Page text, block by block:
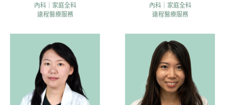
內科｜家庭全科
遠程醫療服務
內科｜家庭全科
遠程醫療服務